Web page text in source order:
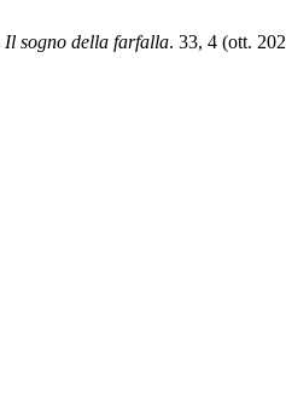
Il sogno della farfalla. 33, 4 (ott.